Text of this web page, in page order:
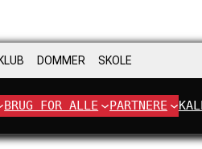
KLUB DOMMER SKOLE
BRUG FOR ALLE PARTNERE